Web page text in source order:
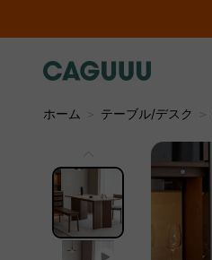
ホーム
テーブル/デスク